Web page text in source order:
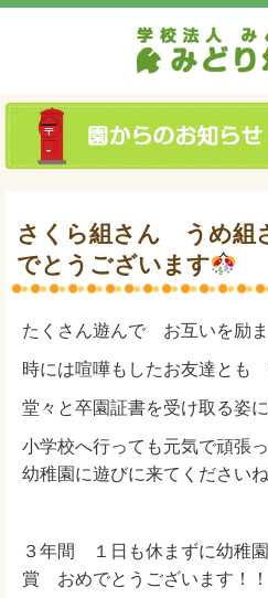
さくら組さん うめ組
でとうございます
たくさん遊んで お互いを励
時には喧嘩もしたお友達とも
堂々と卒園証書を受け取る姿
小学校へ行っても元気で頑張
幼稚園に遊びに来てくださいね
３年間 １日も休まずに幼
賞 おめでとうございます！！